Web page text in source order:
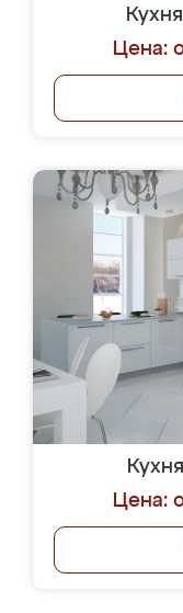
Цена:
Цена: